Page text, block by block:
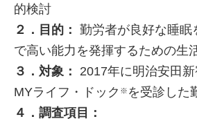
的検討
２．目的： 勤労者が良好な睡眠
で高い能力を発揮するための生
３．対象： 2017年に明治安田
MYライフ・ドック ※ を受診した
４．調査項目：